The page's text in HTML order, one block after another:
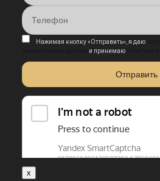
Нажимая кнопку «Отправить», я даю
и принимаю
x